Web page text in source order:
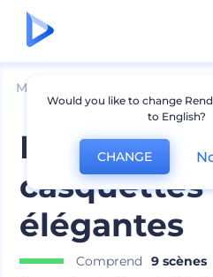
Mockups
Maquettes
casquettes
élégantes
Comprend
9 scènes
Would you like to change
to English?
CHANGE